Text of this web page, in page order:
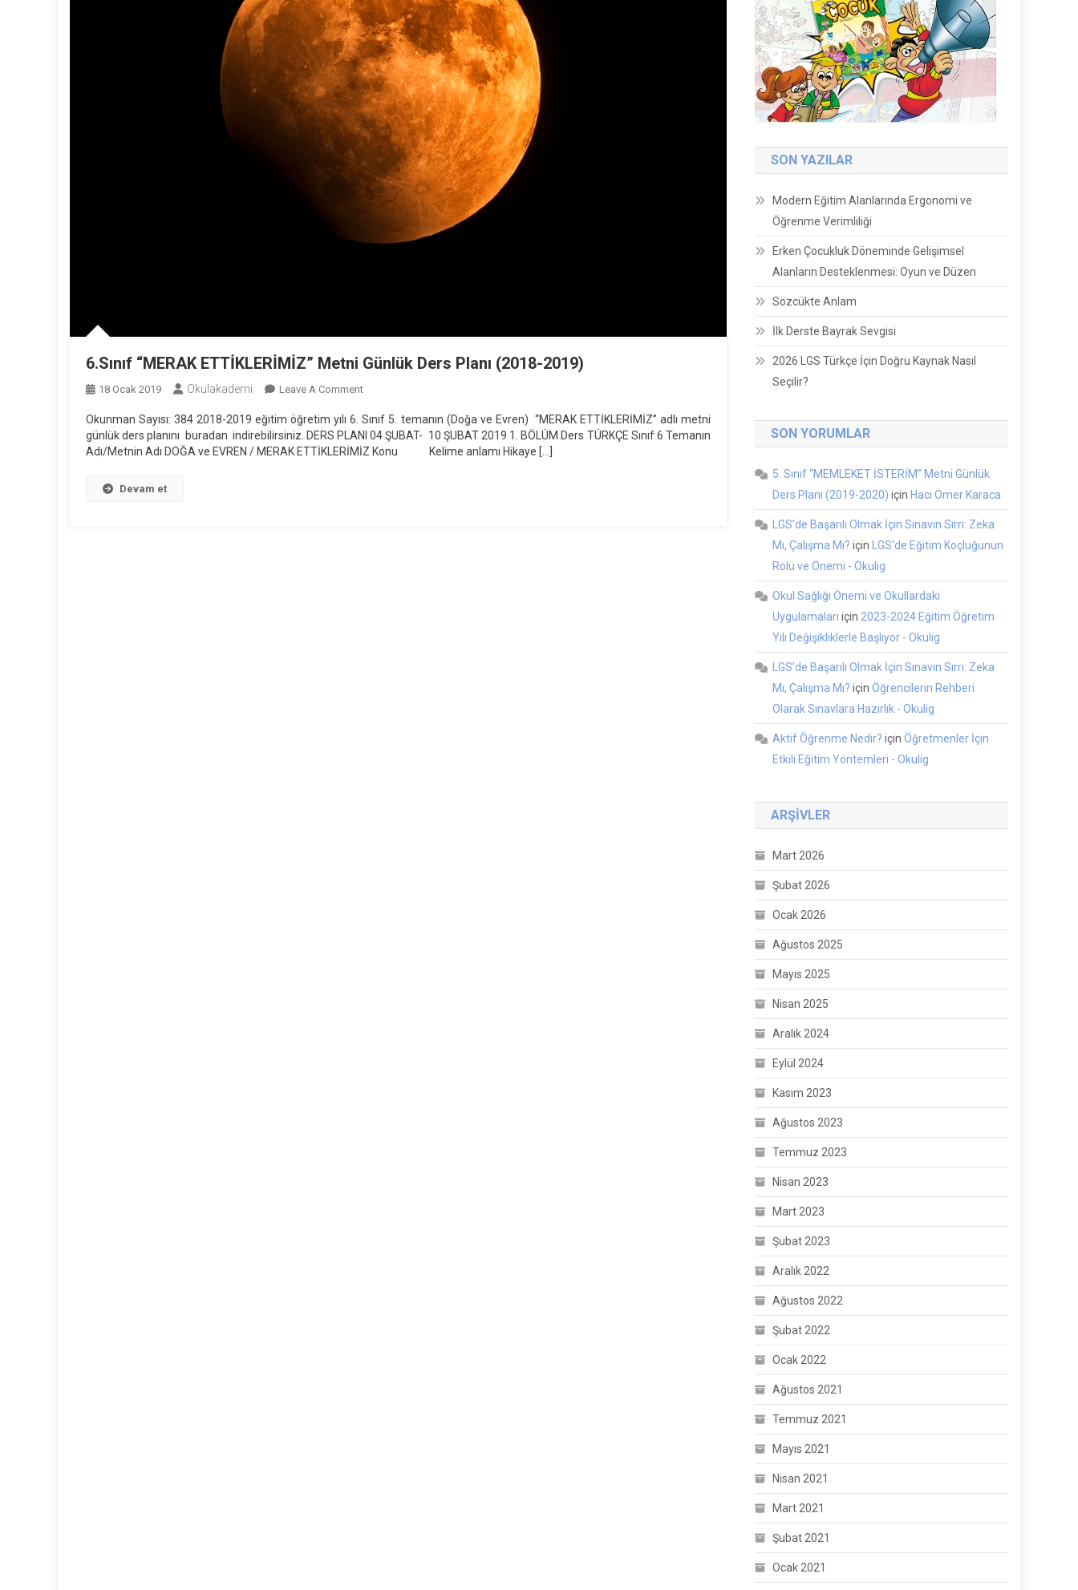
6.Sınıf “MERAK ETTİKLERİMİZ” Metni Günlük Ders Planı (2018-2019)
18 Ocak 2019 Okulakademi Leave A CommentOn
“MERAK
ETTİKLERİMİZ”
Okunman Sayısı: 384 2018-2019 eğitim öğretim yılı 6. Sınıf 5. temanın (Doğa ve Evren) “MERAK ETTİKLERİMİZ” adlı metni
günlük ders planını buradan indirebilirsiniz. DERS PLANI 04 ŞUBAT- 10 ŞUBAT 2019 1. BÖLÜM Ders TÜRKÇE Sınıf 6 Temanın
Adı/Metnin Adı DOĞA ve EVREN / MERAK ETTİKLERİMİZ Konu Kelime anlamı Hikaye […]
Devam et
SON YAZILAR
Modern Eğitim Alanlarında Ergonomi ve
Öğrenme Verimliliği
Erken Çocukluk Döneminde Gelişimsel
Alanların Desteklenmesi: Oyun ve Düzen
Sözcükte Anlam
İlk Derste Bayrak Sevgisi
2026 LGS Türkçe İçin Doğru Kaynak Nasıl
Seçilir?
SON YORUMLAR
5. Sınıf “MEMLEKET İSTERİM” Metni Günlük
Ders Planı (2019-2020) için Hacı Ömer Karaca
LGS’de Başarılı Olmak İçin Sınavın Sırrı: Zeka
Mı, Çalışma Mı? için
LGS'de Eğitim Koçluğunun
Rolü ve Önemi - Okulig
Okul Sağlığı Önemi ve Okullardaki
Uygulamaları için 2023-2024 Eğitim Öğretim
Yılı Değişikliklerle Başlıyor - Okulig
LGS’de Başarılı Olmak İçin Sınavın Sırrı: Zeka
Mı, Çalışma Mı? içinÖğrencilerin Rehberi
Olarak Sınavlara Hazırlık - Okulig
Aktif Öğrenme Nedir? içinÖğretmenler İçin
Etkili Eğitim Yöntemleri - Okulig
ARŞIVLER
Mart 2026
Şubat 2026
Ocak 2026
Ağustos 2025
Mayıs 2025
Nisan 2025
Aralık 2024
Eylül 2024
Kasım 2023
Ağustos 2023
Temmuz 2023
Nisan 2023
Mart 2023
Şubat 2023
Aralık 2022
Ağustos 2022
Şubat 2022
Ocak 2022
Ağustos 2021
Temmuz 2021
Mayıs 2021
Nisan 2021
Mart 2021
Şubat 2021
Ocak 2021